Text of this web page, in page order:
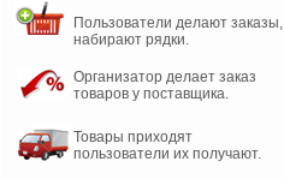
Пользователи делают заказы,
набирают рядки.
Организатор делает заказ
товаров у поставщика.
Товары приходят
пользователи их получают.